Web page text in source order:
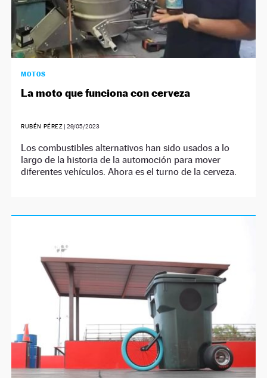
MOTOS
La moto que funciona con cerveza
RUBÉN PÉREZ |29/05/2023
Los combustibles alternativos han sido usados a lo
largo de la historia de la automoción para mover
diferentes vehículos. Ahora es el turno de la cerveza.